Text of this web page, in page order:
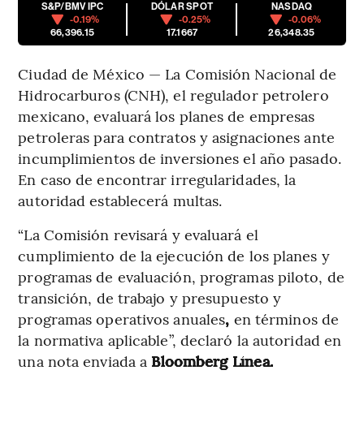
S&P/BMV IPC
-0.19%
66,396.15
DÓLAR SPOT
-0.25%
17.1667
NASDAQ
-0.06%
26,348.35
Ciudad de México — La Comisión Nacional de
Hidrocarburos (CNH), el regulador petrolero
mexicano, evaluará los planes de empresas
petroleras para contratos y asignaciones ante
incumplimientos de inversiones el año pasado.
En caso de encontrar irregularidades, la
autoridad establecerá multas.
“La Comisión revisará y evaluará el
cumplimiento de la ejecución de los planes y
programas de evaluación, programas piloto, de
transición, de trabajo y presupuesto y
programas operativos anuales, en términos de
la normativa aplicable”, declaró la autoridad en
una nota enviada a Bloomberg Línea.